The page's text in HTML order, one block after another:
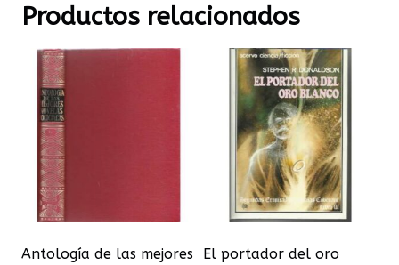
Productos relacionados
Antología de las mejores
El portador del oro